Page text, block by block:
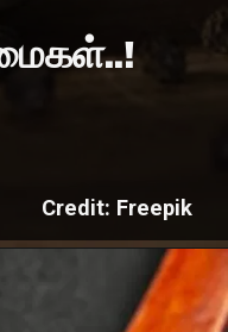
Credit: Freepik